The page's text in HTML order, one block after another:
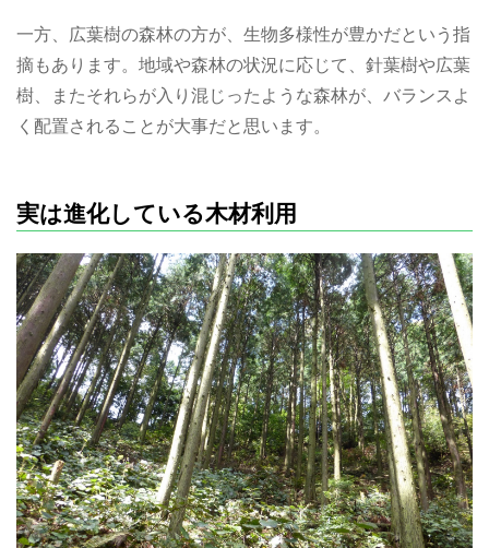
一方、広葉樹の森林の方が、生物多様性が豊かだという指
摘もあります。地域や森林の状況に応じて、針葉樹や広葉
樹、またそれらが入り混じったような森林が、バランスよ
く配置されることが大事だと思います。
実は進化している木材利用